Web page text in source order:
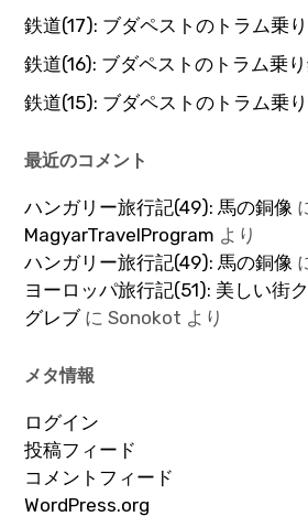
鉄道(17): ブダペストのトラム乗
鉄道(16): ブダペストのトラム乗
鉄道(15): ブダペストのトラム乗
最近のコメント
ハンガリー旅行記(49): 馬の銅像
MagyarTravelProgram より
ハンガリー旅行記(49): 馬の銅像
ヨーロッパ旅行記(51): 美しい街
グレブにSonokot より
メタ情報
ログイン
投稿フィード
コメントフィード
WordPress.org